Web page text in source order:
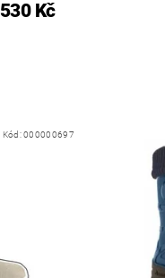
530 Kč
Kód:000000697